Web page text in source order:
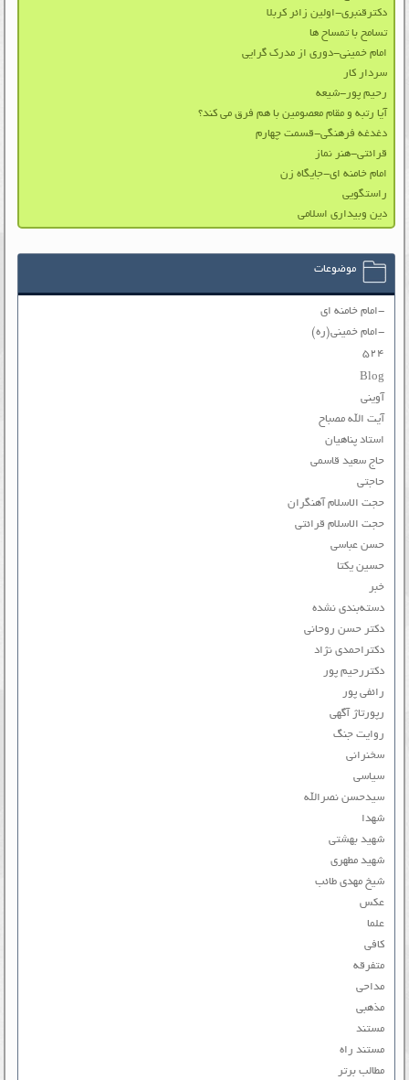
دکترقنبری-اولین زائر کربلا
تسامح با تمساح ها
امام خمینی-دوری از مدرک گرایی
سردار کار
رحیم پور-شیعه
آیا رتبه و مقام معصومین با هم فرق می کند؟
دغدغه فرهنگی-قسمت چهارم
قرائتی-هنر نماز
امام خامنه ای-جایگاه زن
راستگویی
دین وبیداری اسلامی
موضوعات
-امام خامنه ای
-امام خمینی(ره)
۵۲۴
Blog
آوینی
آیت الله مصباح
استاد پناهیان
حاج سعید قاسمی
حاجتی
حجت الاسلام آهنگران
حجت الاسلام قرائتی
حسن عباسی
حسین یکتا
خبر
دسته‌بندی نشده
دکتر حسن روحانی
دکتراحمدی نژاد
دکتررحیم پور
رائفی پور
رپورتاژ آگهی
روایت جنگ
سخنرانی
سیاسی
سیدحسن نصرالله
شهدا
شهید بهشتی
شهید مطهری
شیخ مهدی طائب
عکس
علما
کافی
متفرقه
مداحی
مذهبی
مستند
مستند راه
مطالب برتر